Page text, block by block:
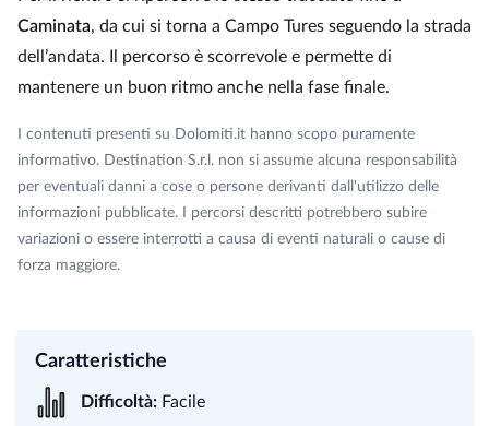
Caminata, da cui si torna a Campo Tures seguendo la strada
dell’andata. Il percorso è scorrevole e permette di
mantenere un buon ritmo anche nella fase finale.
I contenuti presenti su Dolomiti.it hanno scopo puramente
informativo. Destination S.r.l. non si assume alcuna responsabilità
per eventuali danni a cose o persone derivanti dall'utilizzo delle
informazioni pubblicate. I percorsi descritti potrebbero subire
variazioni o essere interrotti a causa di eventi naturali o cause di
forza maggiore.
Caratteristiche
Difficoltà: Facile